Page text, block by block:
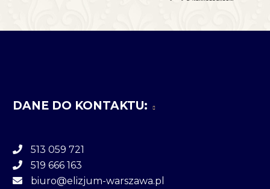
DANE DO KONTAKTU:
513 059 721
519 666 163
biuro@elizjum-warszawa.pl